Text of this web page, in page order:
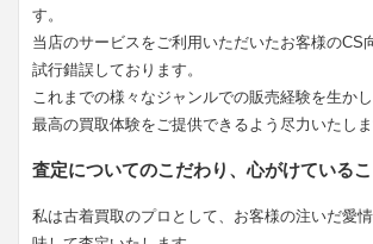
す。
当店のサービスをご利用いただいたお客様のCS
試行錯誤しております。
これまでの様々なジャンルでの販売経験を生か
最高の買取体験をご提供できるよう尽力いたしま
査定についてのこだわり、心がけているこ
私は古着買取のプロとして、お客様の注いだ愛